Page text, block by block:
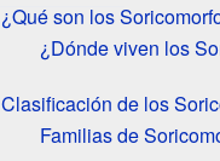
¿Qué son los
¿Dónde viven los
Clasificación de los
Familias de